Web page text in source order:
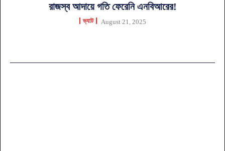
রাজস্ব আদায়ে গতি ফেরেনি এনবিআরের!
ভ্যাট August 21, 2025